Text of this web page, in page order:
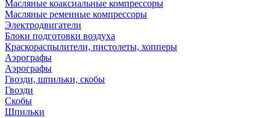
Масляные коаксиальные компрессоры
Масляные ременные компрессоры
Электродвигатели
Блоки подготовки воздуха
Краскораспылители, пистолеты, хопперы
Аэрографы
Аэрографы
Гвозди, шпильки, скобы
Гвозди
Скобы
Шпильки